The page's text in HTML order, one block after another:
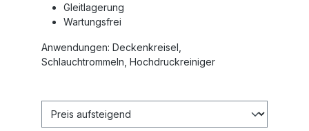
Gleitlagerung
Wartungsfrei
Anwendungen: Deckenkreisel,
Schlauchtrommeln, Hochdruckreiniger